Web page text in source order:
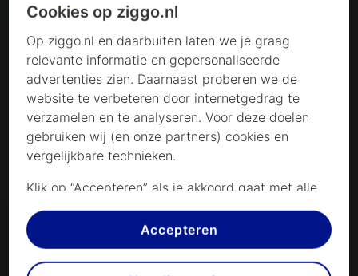
Cookies op ziggo.nl
Op ziggo.nl en daarbuiten laten we je graag
relevante informatie en gepersonaliseerde
advertenties zien. Daarnaast proberen we de
website te verbeteren door internetgedrag te
verzamelen en te analyseren. Voor deze doelen
gebruiken wij (en onze partners) cookies en
vergelijkbare technieken.
Klik op “Accepteren” als je akkoord gaat met alle
cookies. Kies je voor “Nee, liever niet”, dan
plaatsen we alleen strikt noodzakelijke cookies om
de website goed te laten werken. Dat betekent
dat we geen vormen van personalisatie
Accepteren